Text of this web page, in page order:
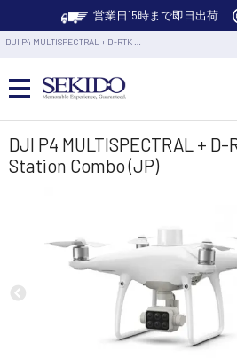
営業日15時まで即日出荷
DJI P4 MULTISPECTRAL + D-RTK …
カメラドローン・生活家電
業務用ドローン・業務関連製品
水中ドローン(ROV)・水中スクーター
DJI P4 MULTISPECTRAL +
Station Combo (JP)